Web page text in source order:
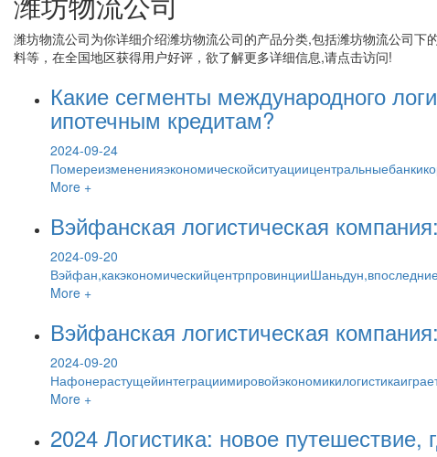
潍坊物流公司为你详细介绍潍坊物流公司的产品分类,包括潍坊物流公司下
料等，在全国地区获得用户好评，欲了解更多详细信息,请点击访问!
Какие сегменты международного
ипотечным кредитам?
2024-09-24
More +
Вэйфанская логистическая
2024-09-20
More +
Вэйфанская логистическая
2024-09-20
More +
2024 Логистика: новое